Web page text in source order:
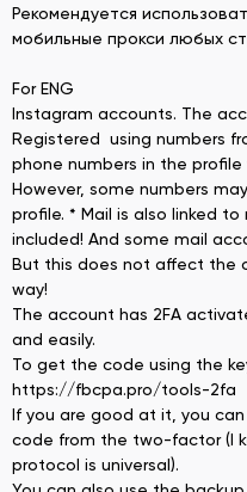
Рекомендуется
мобильные прокси любых
For ENG
Instagram accounts. The
Registered using numbers
phone numbers in the
However, some numbers
profile. * Mail is also linked
included! And some mail
But this does not affect the
way!
The account has 2FA
and easily.
To get the code using the
https://fbcpa.pro/tools-2fa
If you are good at it, you
code from the two-factor (I
protocol is universal).